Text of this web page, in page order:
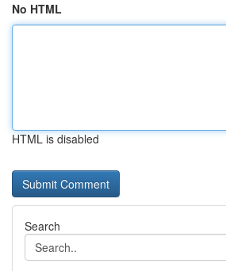
No HTML
HTML is disabled
Search